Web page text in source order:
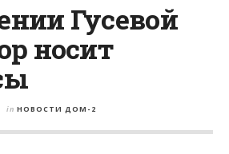
Гусевой
носит
in НОВОСТИ ДОМ-2